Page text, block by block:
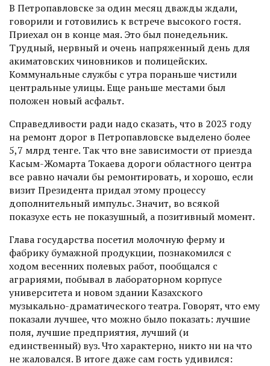
В Петропавловске за один месяц дважды ждали,
говорили и готовились к встрече высокого гостя.
Приехал он в конце мая. Это был понедельник.
Трудный, нервный и очень напряженный день для
акиматовских чиновников и полицейских.
Коммунальные службы с утра пораньше чистили
центральные улицы. Еще раньше местами был
положен новый асфальт.
Справедливости ради надо сказать, что в 2023 году
на ремонт дорог в Петропавловске выделено более
5,7 млрд тенге. Так что вне зависимости от приезда
Касым-Жомарта Токаева дороги областного центра
все равно начали бы ремонтировать, и хорошо, если
визит Президента придал этому процессу
дополнительный импульс. Значит, во всякой
показухе есть не показушный, а позитивный момент.
Глава государства посетил молочную ферму и
фабрику бумажной продукции, познакомился с
ходом весенних полевых работ, пообщался с
аграриями, побывал в лабораторном корпусе
университета и новом здании Казахского
музыкально-драматического театра. Говорят, что ему
показали лучшее, что можно было показать: лучшие
поля, лучшие предприя­тия, лучший (и
единственный) вуз. Что характерно, никто ни на что
не жаловался. В итоге даже сам гость удивился: